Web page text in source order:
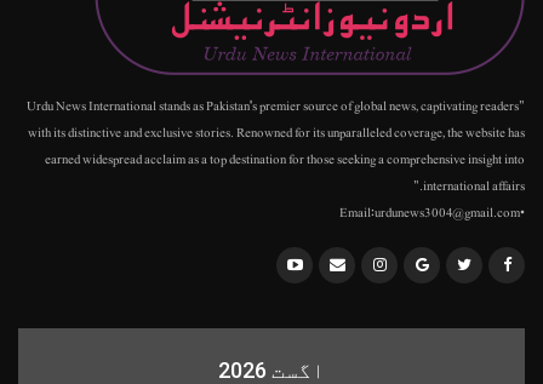
"Urdu News International stands as Pakistan's premier source of global news, captivating readers
with its distinctive and exclusive stories. Renowned for its unparalleled coverage, the website has
earned widespread acclaim as a top destination for those seeking a comprehensive insight into
international affairs."
•Email:urdunews3004@gmail.com
اگست 2026